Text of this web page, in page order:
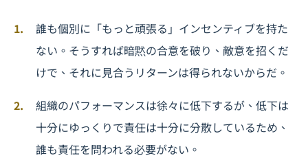
誰も個別に「もっと頑張る」インセンティブを持た
ない。そうすれば暗黙の合意を破り、敵意を招くだ
けで、それに見合うリターンは得られないからだ。
組織のパフォーマンスは徐々に低下するが、低下は
十分にゆっくりで責任は十分に分散しているため、
誰も責任を問われる必要がない。